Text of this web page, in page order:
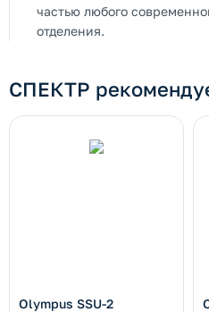
частью любого
отделения.
СПЕКТР
Olympus SSU-2